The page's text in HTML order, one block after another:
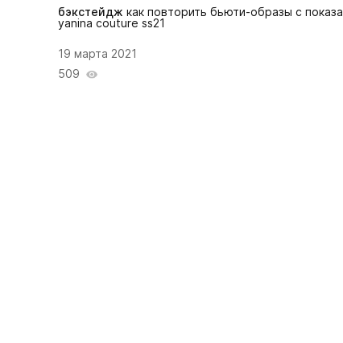
бэкстейдж как повторить бьюти-образы с показа
yanina couture ss21
19 марта 2021
509